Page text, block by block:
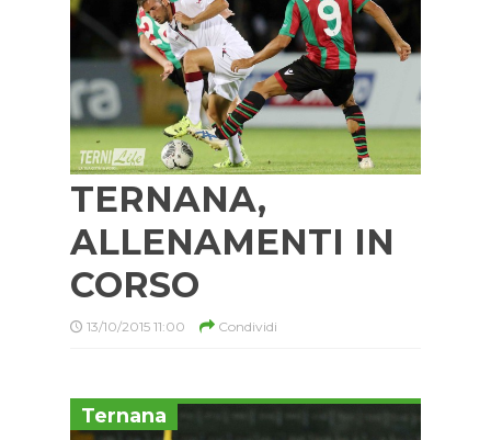
TERNANA,
ALLENAMENTI IN
CORSO
13/10/2015 11:00 Condividi
Ternana